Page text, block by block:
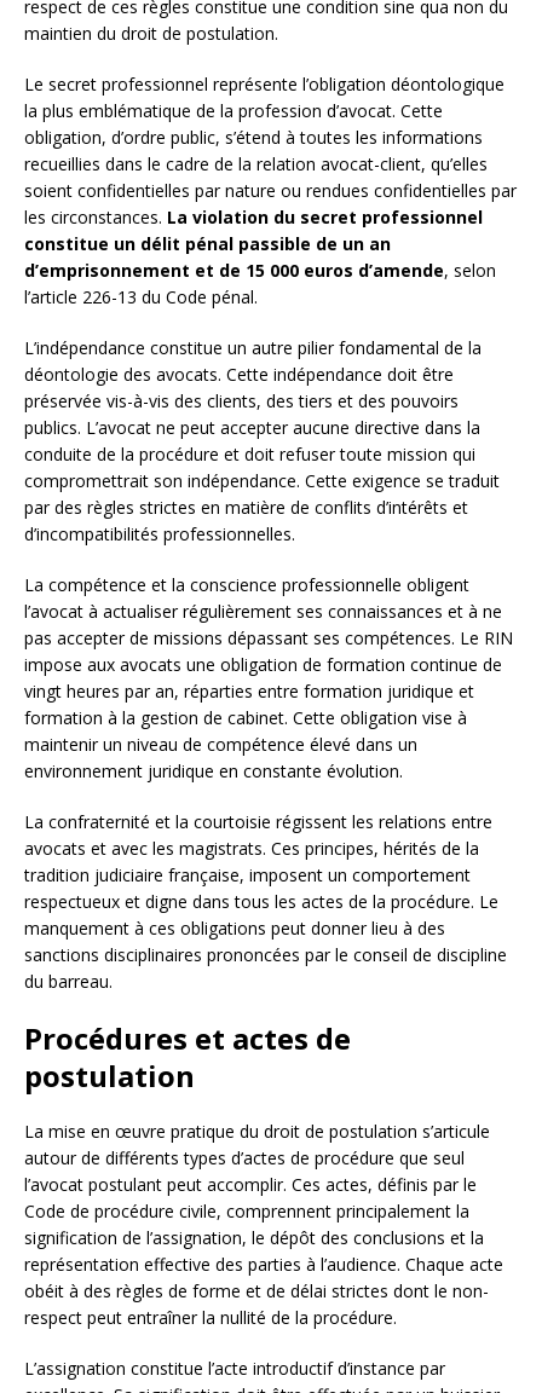
respect de ces règles constitue une condition sine qua non du
maintien du droit de postulation.
Le secret professionnel représente l’obligation déontologique
la plus emblématique de la profession d’avocat. Cette
obligation, d’ordre public, s’étend à toutes les informations
recueillies dans le cadre de la relation avocat-client, qu’elles
soient confidentielles par nature ou rendues confidentielles par
les circonstances. La violation du secret professionnel
constitue un délit pénal passible de un an
d’emprisonnement et de 15 000 euros d’amende, selon
l’article 226-13 du Code pénal.
L’indépendance constitue un autre pilier fondamental de la
déontologie des avocats. Cette indépendance doit être
préservée vis-à-vis des clients, des tiers et des pouvoirs
publics. L’avocat ne peut accepter aucune directive dans la
conduite de la procédure et doit refuser toute mission qui
compromettrait son indépendance. Cette exigence se traduit
par des règles strictes en matière de conflits d’intérêts et
d’incompatibilités professionnelles.
La compétence et la conscience professionnelle obligent
l’avocat à actualiser régulièrement ses connaissances et à ne
pas accepter de missions dépassant ses compétences. Le RIN
impose aux avocats une obligation de formation continue de
vingt heures par an, réparties entre formation juridique et
formation à la gestion de cabinet. Cette obligation vise à
maintenir un niveau de compétence élevé dans un
environnement juridique en constante évolution.
La confraternité et la courtoisie régissent les relations entre
avocats et avec les magistrats. Ces principes, hérités de la
tradition judiciaire française, imposent un comportement
respectueux et digne dans tous les actes de la procédure. Le
manquement à ces obligations peut donner lieu à des
sanctions disciplinaires prononcées par le conseil de discipline
du barreau.
Procédures et actes de
postulation
La mise en œuvre pratique du droit de postulation s’articule
autour de différents types d’actes de procédure que seul
l’avocat postulant peut accomplir. Ces actes, définis par le
Code de procédure civile, comprennent principalement la
signification de l’assignation, le dépôt des conclusions et la
représentation effective des parties à l’audience. Chaque acte
obéit à des règles de forme et de délai strictes dont le non-
respect peut entraîner la nullité de la procédure.
L’assignation constitue l’acte introductif d’instance par